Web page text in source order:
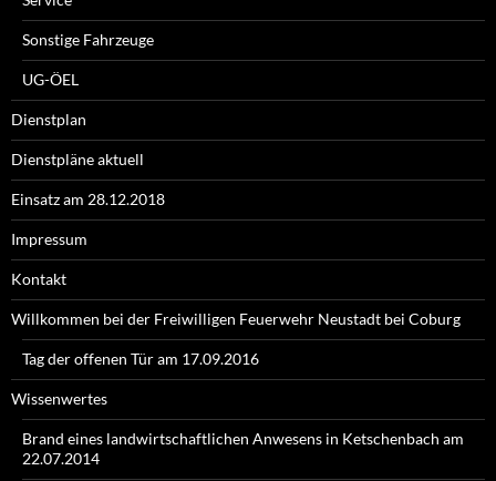
Sonstige Fahrzeuge
UG-ÖEL
Dienstplan
Dienstpläne aktuell
Einsatz am 28.12.2018
Impressum
Kontakt
Willkommen bei der Freiwilligen Feuerwehr Neustadt bei Coburg
Tag der offenen Tür am 17.09.2016
Wissenwertes
Brand eines landwirtschaftlichen Anwesens in Ketschenbach am
22.07.2014